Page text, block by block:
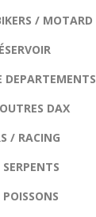
/ MOTARD
DEPARTEMENTS
DAX
/ RACING